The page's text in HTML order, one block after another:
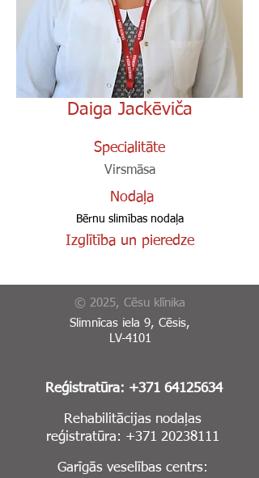
Daiga Jackēviča
Specialitāte
Virsmāsa
Nodaļa
Bērnu slimības nodaļa
Izglītība un pieredze
© 2025, Cēsu klīnika
Slimnīcas iela 9, Cēsis,
LV-4101
Reģistratūra: +371 64125634
Rehabilitācijas nodaļas
reģistratūra: +371 20238111
Garīgās veselības centrs: